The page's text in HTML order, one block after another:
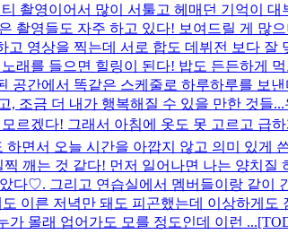
촬영이어서 많이 서툴고 헤매던 기억이
촬영들도 자주 하고 있다! 보여드릴 게 많
영상을 찍는데 서로 합도 데뷔전 보다 잘
래를 들으면 힐링이 된다! 밥도 든든하게
간에서 똑같은 스케줄로 하루하루를 보
, 조금 더 내가 행복해질 수 있을 만한 것들...
르겠다! 그래서 아침에 옷도 못 고르고 급
면서 오늘 시간을 아깝지 않고 의미 있게
깨는 것 같다! 먼저 일어나면 나는 양치
다♡. 그리고 연습실에서 멤버들이랑 같이
이른 저녁만 돼도 피곤했는데 이상하게도
가 몰래 업어가도 모를 정도인데 이런 ...